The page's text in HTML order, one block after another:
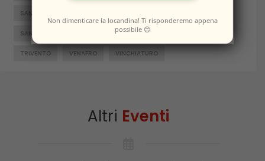
SAN GIACOMO DEGLI SCHIAVONI
SANTA CROCE DI MAGLIANO SEPINO
TRIVENTO VENAFRO VINCHIATURO
Altri Eventi
Non dimenticare la locandina! Ti risponderemo appena
possibile 😊